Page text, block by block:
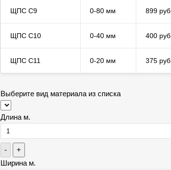
ЩПС С9 0-80 мм 899 руб.
ЩПС С10 0-40 мм 400 руб.
ЩПС С11 0-20 мм 375 руб.
Выберите вид материала из списка
Длина м.
-
+
Ширина м.